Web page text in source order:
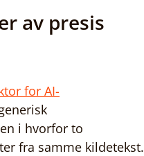
av presis
for AI-
i hvorfor to
fra samme kildetekst.